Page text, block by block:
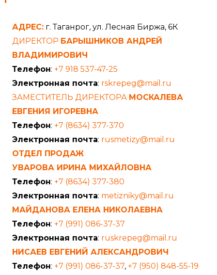
АДРЕС: г. Таганрог, ул. Лесная Биржа, 6К
ДИРЕКТОР БАРЫШНИКОВ АНДРЕЙ
ВЛАДИМИРОВИЧ
Телефон: +7 918 537-47-25
Электронная почта: rskrepeg@mail.ru
ЗАМЕСТИТЕЛЬ ДИРЕКТОРА МОСКАЛЕВА
ЕВГЕНИЯ ИГОРЕВНА
Телефон: +7 (8634) 377-370
Электронная почта: rusmetizy@mail.ru
ОТДЕЛ ПРОДАЖ
УВАРОВА ИРИНА МИХАЙЛОВНА
Телефон: +7 (8634) 377-380
Электронная почта: metizniky@mail.ru
МАЙДАНОВА ЕЛЕНА НИКОЛАЕВНА
Телефон: +7 (991) 086-37-37
Электронная почта: ruskrepeg@mail.ru
НИСАЕВ ЕВГЕНИЙ АЛЕКСАНДРОВИЧ
Телефон: +7 (991) 086-37-37, +7 (950) 848-55-19